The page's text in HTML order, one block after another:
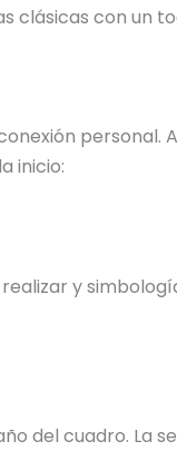
clásicas con un
personal.
inicio:
y
del cuadro. La